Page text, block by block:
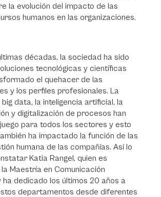
la evolución del impacto de las
humanos en las organizaciones.
décadas, la sociedad ha sido
tecnológicas y científicas
el quehacer de las
y los perfiles profesionales. La
data, la inteligencia artificial, la
y digitalización de procesos han
para todos los sectores y esto
ha impactado la función de las
humana de las compañías. Así lo
Katia Rangel, quien es
Maestría en Comunicación
ha dedicado los últimos 20 años a
departamentos desde diferentes